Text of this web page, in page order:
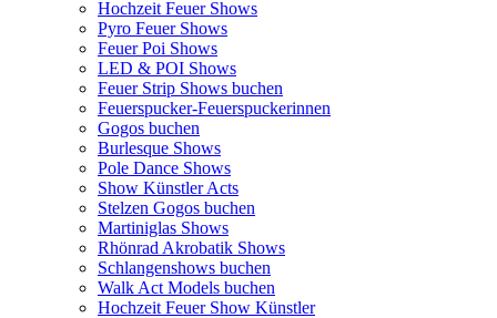
Hochzeit Feuer Shows
Pyro Feuer Shows
Feuer Poi Shows
LED & POI Shows
Feuer Strip Shows buchen
Feuerspucker-Feuerspuckerinnen
Gogos buchen
Burlesque Shows
Pole Dance Shows
Show Künstler Acts
Stelzen Gogos buchen
Martiniglas Shows
Rhönrad Akrobatik Shows
Schlangenshows buchen
Walk Act Models buchen
Hochzeit Feuer Show Künstler